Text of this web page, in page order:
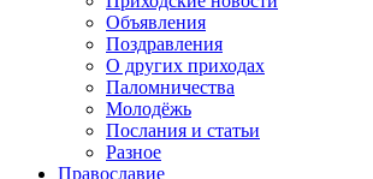
Объявления
Поздравления
О других приходах
Паломничества
Молодёжь
Послания и статьи
Разное
Православие